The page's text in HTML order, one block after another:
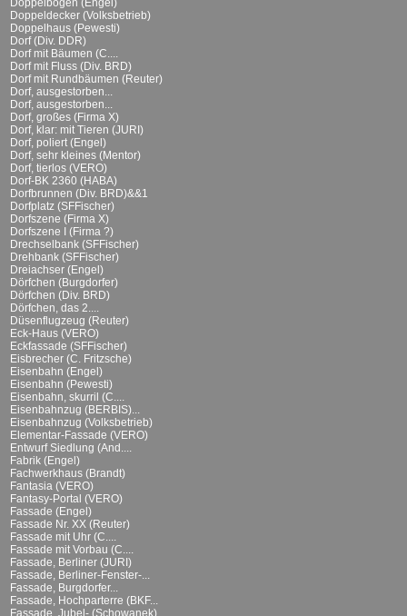
Doppelbogen (Engel)
Doppeldecker (Volksbetrieb)
Doppelhaus (Pewesti)
Dorf (Div. DDR)
Dorf mit Bäumen (C....
Dorf mit Fluss (Div. BRD)
Dorf mit Rundbäumen (Reuter)
Dorf, ausgestorben...
Dorf, ausgestorben...
Dorf, großes (Firma X)
Dorf, klar: mit Tieren (JURI)
Dorf, poliert (Engel)
Dorf, sehr kleines (Mentor)
Dorf, tierlos (VERO)
Dorf-BK 2360 (HABA)
Dorfbrunnen (Div. BRD)&&1
Dorfplatz (SFFischer)
Dorfszene (Firma X)
Dorfszene I (Firma ?)
Drechselbank (SFFischer)
Drehbank (SFFischer)
Dreiachser (Engel)
Dörfchen (Burgdorfer)
Dörfchen (Div. BRD)
Dörfchen, das 2....
Düsenflugzeug (Reuter)
Eck-Haus (VERO)
Eckfassade (SFFischer)
Eisbrecher (C. Fritzsche)
Eisenbahn (Engel)
Eisenbahn (Pewesti)
Eisenbahn, skurril (C....
Eisenbahnzug (BERBIS)...
Eisenbahnzug (Volksbetrieb)
Elementar-Fassade (VERO)
Entwurf Siedlung (And....
Fabrik (Engel)
Fachwerkhaus (Brandt)
Fantasia (VERO)
Fantasy-Portal (VERO)
Fassade (Engel)
Fassade Nr. XX (Reuter)
Fassade mit Uhr (C....
Fassade mit Vorbau (C....
Fassade, Berliner (JURI)
Fassade, Berliner-Fenster-...
Fassade, Burgdorfer...
Fassade, Hochparterre (BKF...
Fassade, Jubel- (Schowanek)